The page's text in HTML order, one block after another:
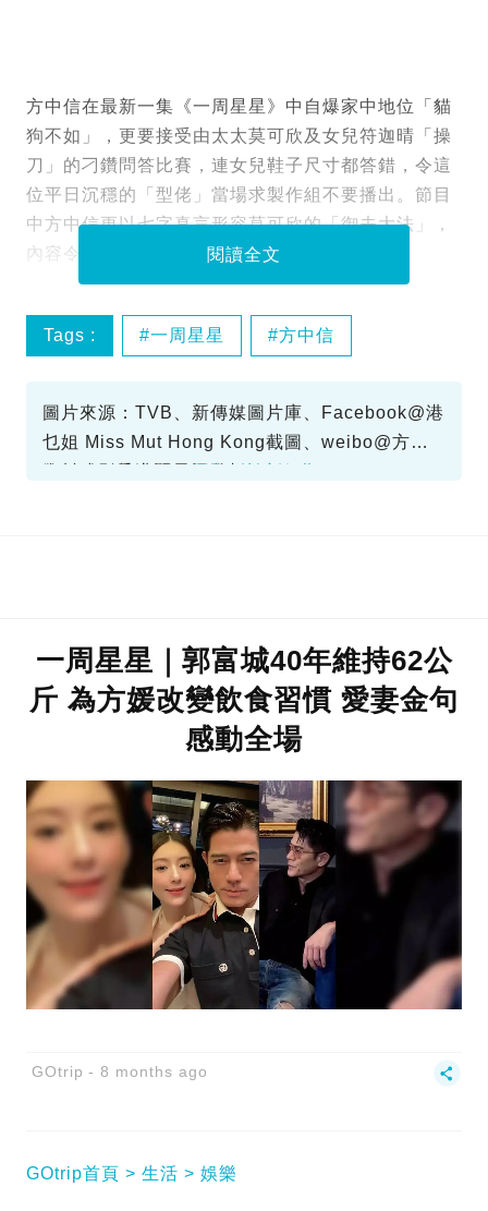
方中信在最新一集《一周星星》中自爆家中地位「貓
狗不如」，更要接受由太太莫可欣及女兒符迦晴「操
刀」的刁鑽問答比賽，連女兒鞋子尺寸都答錯，令這
位平日沉穩的「型佬」當場求製作組不要播出。節目
中方中信更以七字真言形容莫可欣的「御夫大法」，
內容令人好奇不已。
閱讀全文
Tags : 一周星星 方中信
圖片來源：TVB、新傳媒圖片庫、Facebook@港
乜姐 Miss Mut Hong Kong截圖、weibo@方中
一周星星｜郭富城40年維持62公
斤 為方媛改變飲食習慣 愛妻金句
感動全場
GOtrip 8 months ago
GOtrip首頁 生活 娛樂